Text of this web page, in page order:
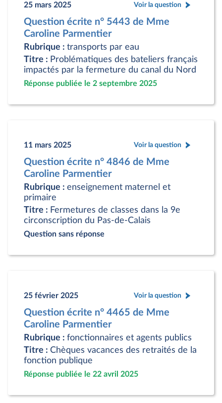
25 mars 2025 Voir la question
Question écrite n° 5443 de Mme
Caroline Parmentier
Rubrique : transports par eau
Titre : Problématiques des bateliers français
impactés par la fermeture du canal du Nord
Réponse publiée le 2 septembre 2025
11 mars 2025 Voir la question
Question écrite n° 4846 de Mme
Caroline Parmentier
Rubrique : enseignement maternel et
primaire
Titre : Fermetures de classes dans la 9e
circonscription du Pas-de-Calais
Question sans réponse
25 février 2025 Voir la question
Question écrite n° 4465 de Mme
Caroline Parmentier
Rubrique : fonctionnaires et agents publics
Titre : Chèques vacances des retraités de la
fonction publique
Réponse publiée le 22 avril 2025